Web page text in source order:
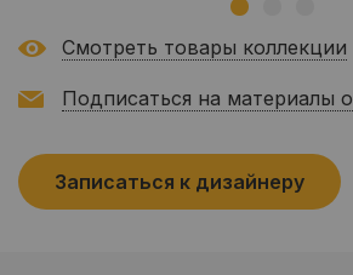
Смотреть товары коллекции
Подписаться на материалы
Записаться к дизайнеру